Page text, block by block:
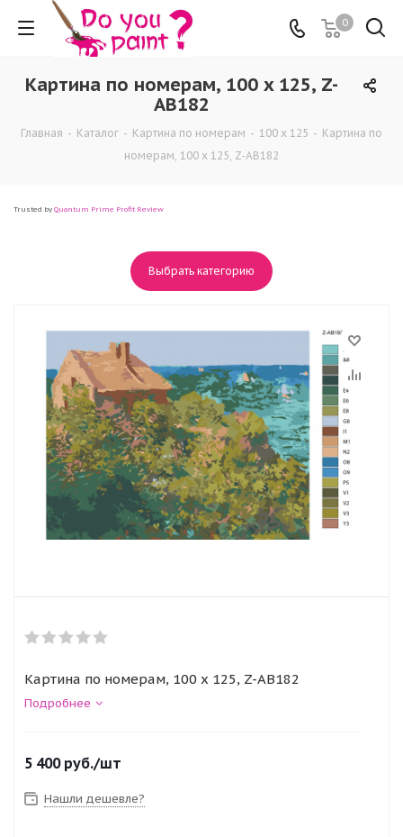
0
Картина по номерам, 100 x 125, Z-
AB182
Главная - Каталог - Картина по номерам - 100 x 125 - Картина по
номерам, 100 x 125, Z-AB182
Trusted by Quantum Prime Profit Review
Выбрать категорию
Картина по номерам, 100 x 125, Z-AB182
Подробнее
5 400руб./шт
Нашли дешевле?